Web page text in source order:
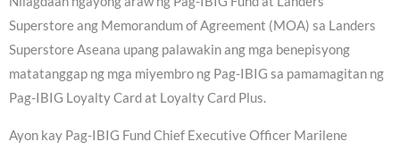
Superstore ang Memorandum of Agreement (MOA) sa Landers
Superstore Aseana upang palawakin ang mga benepisyong
matatanggap ng mga miyembro ng Pag-IBIG sa pamamagitan ng
Pag-IBIG Loyalty Card at Loyalty Card Plus.
Ayon kay Pag-IBIG Fund Chief Executive Officer Marilene